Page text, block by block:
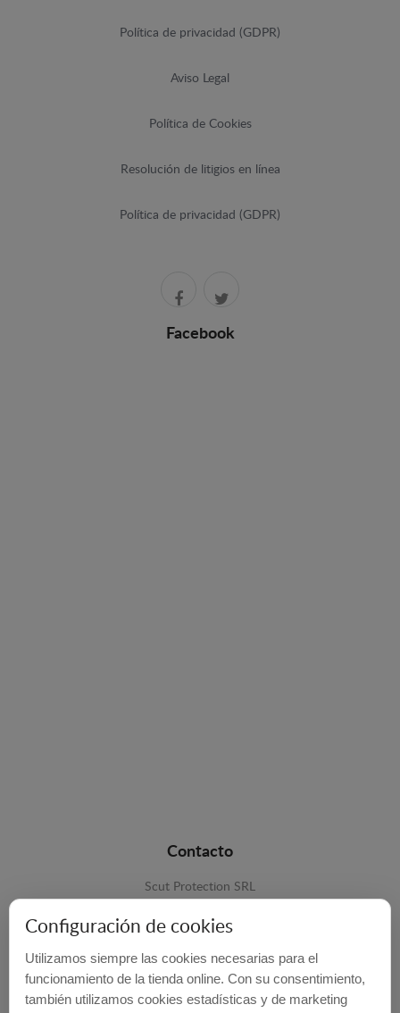
Política de privacidad (GDPR)
Aviso Legal
Política de Cookies
Resolución de litigios en línea
Política de privacidad (GDPR)
Facebook
Contacto
Scut Protection SRL
Harghita, Romania
Configuración de cookies
Utilizamos siempre las cookies necesarias para el
funcionamiento de la tienda online. Con su consentimiento,
también utilizamos cookies estadísticas y de marketing